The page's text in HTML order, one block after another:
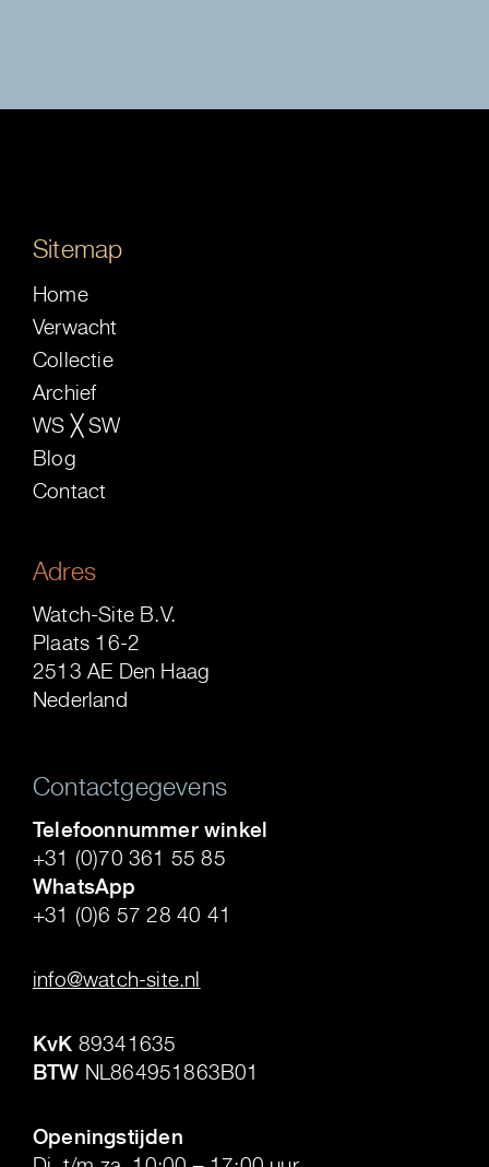
Sitemap
Home
Verwacht
Collectie
Archief
WS ╳ SW
Blog
Contact
Adres
Watch-Site B.V.
Plaats 16-2
2513 AE Den Haag
Nederland
Contactgegevens
Telefoonnummer winkel
+31 (0)70 361 55 85
WhatsApp
+31 (0)6 57 28 40 41
info@watch-site.nl
KvK 89341635
BTW NL864951863B01
Openingstijden